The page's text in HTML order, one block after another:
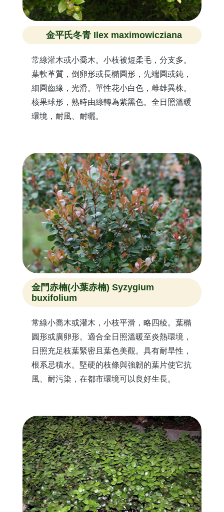
金平氏冬青 Ilex maximowicziana
常綠灌木或小喬木。小枝被短柔毛，分支多。
葉軟革質，倒卵形或長橢圓形，先端圓或鈍，
細圓齒緣，光滑。單性花小白色，雌雄異株。
核果球形，熟時由綠轉為紫黑色。全日照溫暖
環境，耐風、耐曬。
金門赤楠(小葉赤楠) Syzygium
buxifolium
常綠小喬木或灌木，小枝平滑，略四稜。葉橢
圓形或廣卵形。適合全日照溫暖至炎熱環境，
日照充足枝葉緊密且葉色美觀。具有耐旱性，
根系忌積水。堅硬的枝條與強韌的葉片使它抗
風、耐污染，在都市環境可以良好生長。